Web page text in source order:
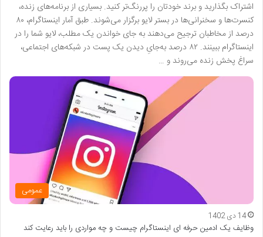
اشتراک بگذارید و برند خودتان را پررنگ‌تر کنید. بسیاری از برنامه‌های زنده،
کنسرت‌ها و سخنرانی‌ها در بستر لایو برگزار می‌شوند. طبق آمار اینستاگرام، ۸۰
درصد از مخاطبان ترجیح می‌دهند به جای خواندن یک مطلب، لایو شما را در
اینستاگرام ببینند. ۸۲ درصد به‌جایِ دیدن یک پست در شبکه‌های اجتماعی،
سراغ پخش زنده می‌روند و …
عمومی
14 دی 1402
وظایف یک ادمین حرفه ای اینستاگرام چیست و چه مواردی را باید رعایت کند